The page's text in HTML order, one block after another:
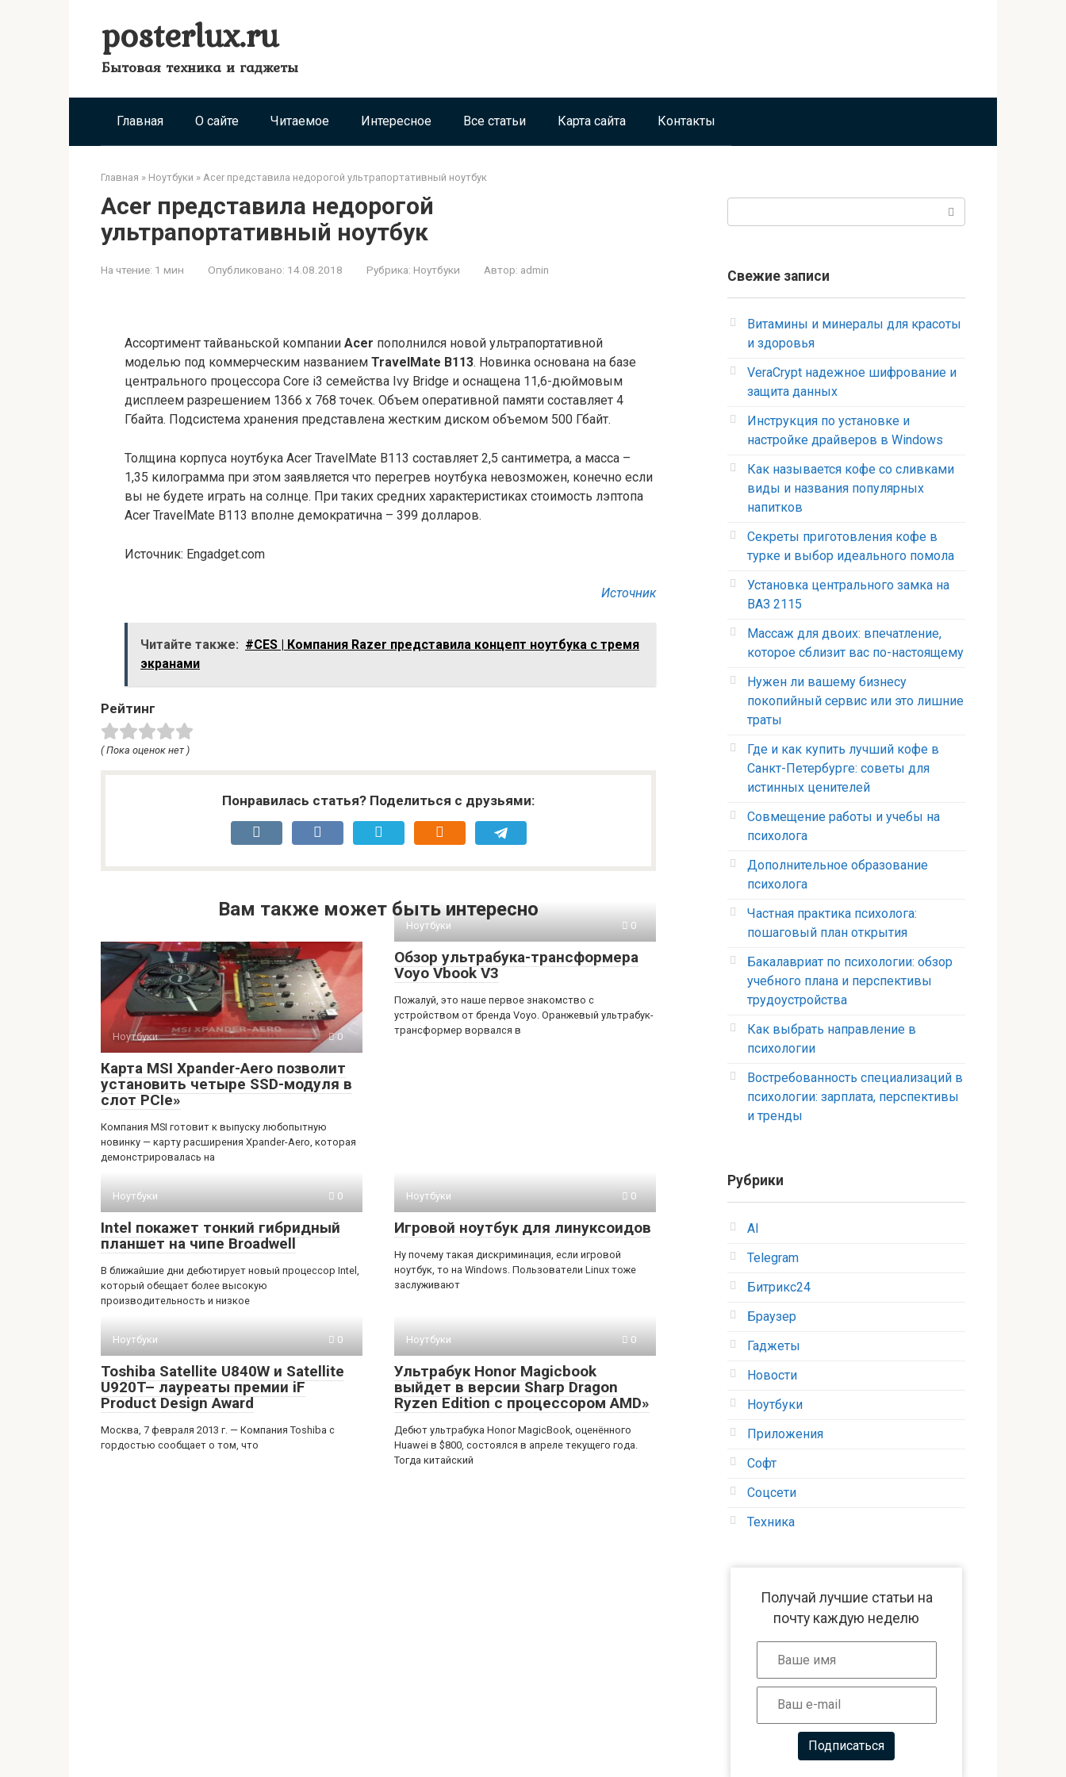
posterlux.ru
Бытовая техника и гаджеты
Главная О сайте Читаемое Интересное Все статьи Карта сайта Контакты
Главная » Ноутбуки » Acer представила недорогой ультрапортативный ноутбук
Acer представила недорогой
ультрапортативный ноутбук
На чтение: 1 мин Опубликовано: 14.08.2018 Рубрика: Ноутбуки Автор: admin
Ассортимент тайваньской компании Acer пополнился новой ультрапортативной
моделью под коммерческим названием TravelMate B113. Новинка основана на базе
центрального процессора Core i3 семейства Ivy Bridge и оснащена 11,6-дюймовым
дисплеем разрешением 1366 x 768 точек. Объем оперативной памяти составляет 4
Гбайта. Подсистема хранения представлена жестким диском объемом 500 Гбайт.
Толщина корпуса ноутбука Acer TravelMate B113 составляет 2,5 сантиметра, а масса –
1,35 килограмма при этом заявляется что перегрев ноутбука невозможен, конечно если
вы не будете играть на солнце. При таких средних характеристиках стоимость лэптопа
Acer TravelMate B113 вполне демократична – 399 долларов.
Источник: Еngadget.com
Источник
Читайте также: #CES | Компания Razer представила концепт ноутбука с тремя
экранами
Рейтинг
( Пока оценок нет )
Понравилась статья? Поделиться с друзьями:
Вам также может быть интересно
Ноутбуки 0
Карта MSI Xpander-Aero позволит
установить четыре SSD-модуля в
слот PCIe»
Компания MSI готовит к выпуску любопытную
новинку — карту расширения Xpander-Aero, которая
демонстрировалась на
Ноутбуки 0
Обзор ультрабука-трансформера
Voyo Vbook V3
Пожалуй, это наше первое знакомство с
устройством от бренда Voyo. Оранжевый ультрабук-
трансформер ворвался в
Ноутбуки 0
Intel покажет тонкий гибридный
планшет на чипе Broadwell
В ближайшие дни дебютирует новый процессор Intel,
который обещает более высокую
производительность и низкое
Ноутбуки 0
Игровой ноутбук для линуксоидов
Ну почему такая дискриминация, если игровой
ноутбук, то на Windows. Пользователи Linux тоже
заслуживают
Ноутбуки 0
Toshiba Satellite U840W и Satellite
U920T– лауреаты премии iF
Product Design Award
Москва, 7 февраля 2013 г. — Компания Toshiba с
гордостью сообщает о том, что
Ноутбуки 0
Ультрабук Honor Magicbook
выйдет в версии Sharp Dragon
Ryzen Edition с процессором AMD»
Дебют ультрабука Honor MagicBook, оценённого
Huawei в $800, состоялся в апреле текущего года.
Тогда китайский
Свежие записи
Витамины и минералы для красоты
и здоровья
VeraCrypt надежное шифрование и
защита данных
Инструкция по установке и
настройке драйверов в Windows
Как называется кофе со сливками
виды и названия популярных
напитков
Секреты приготовления кофе в
турке и выбор идеального помола
Установка центрального замка на
ВАЗ 2115
Массаж для двоих: впечатление,
которое сблизит вас по-настоящему
Нужен ли вашему бизнесу
покопийный сервис или это лишние
траты
Где и как купить лучший кофе в
Санкт-Петербурге: советы для
истинных ценителей
Совмещение работы и учебы на
психолога
Дополнительное образование
психолога
Частная практика психолога:
пошаговый план открытия
Бакалавриат по психологии: обзор
учебного плана и перспективы
трудоустройства
Как выбрать направление в
психологии
Востребованность специализаций в
психологии: зарплата, перспективы
и тренды
Рубрики
AI
Telegram
Битрикс24
Браузер
Гаджеты
Новости
Ноутбуки
Приложения
Софт
Соцсети
Техника
Получай лучшие статьи на
почту каждую неделю
Подписаться